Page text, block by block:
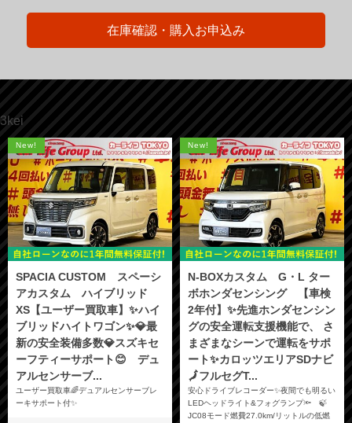
在庫確認・購入お申込み
3kei
New!
SPACIA CUSTOM スペーシ
アカスタム ハイブリッド
XS【ユーザー買取車】✨ハイ
ブリッドハイトワゴン✨💎最
新の安全装備多数💎スズキセ
ーフティーサポート😊 デュ
アルセンサーブ...
ユーザー買取車🌈デュアルセンサーブレ
ーキサポート付✨
New!
N-BOXカスタム G・L ター
ボホンダセンシング 【車検
2年付】✨先進ホンダセンシン
グの安全運転支援機能で、 さ
まざまなシーンで運転をサポ
ート✨カロッツエリアSDナビ
🗾フルセグT...
安心ドライブレコーダー✨夜間でも明るい
LEDヘッドライト&フォグランプ🔦 🍃
JC08モード燃費27.0km/リットルの低燃